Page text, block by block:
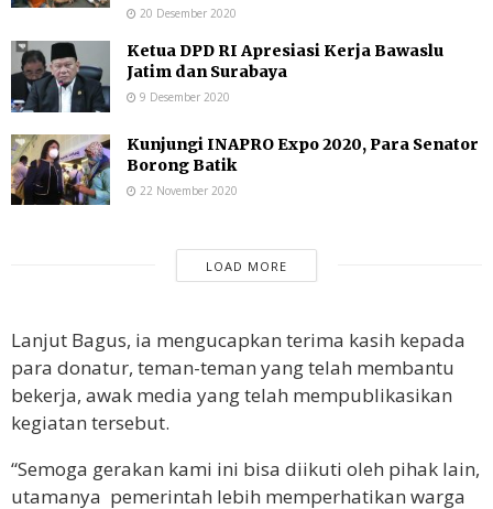
20 Desember 2020
Ketua DPD RI Apresiasi Kerja Bawaslu
Jatim dan Surabaya
9 Desember 2020
Kunjungi INAPRO Expo 2020, Para Senator
Borong Batik
22 November 2020
LOAD MORE
Lanjut Bagus, ia mengucapkan terima kasih kepada
para donatur, teman-teman yang telah membantu
bekerja, awak media yang telah mempublikasikan
kegiatan tersebut.
“Semoga gerakan kami ini bisa diikuti oleh pihak lain,
utamanya pemerintah lebih memperhatikan warga